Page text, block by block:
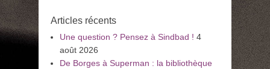
Articles récents
Une question ? Pensez à Sindbad ! 4
août 2026
De Borges à Superman : la bibliothèque